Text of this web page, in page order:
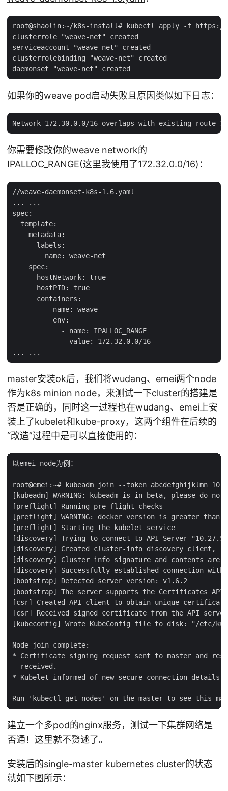
root@shaolin:~/k8s-install# kubectl apply -f https://
clusterrole "weave-net" created
serviceaccount "weave-net" created
clusterrolebinding "weave-net" created
如果你的weave pod启动失败且原因类似如下日志：
你需要修改你的weave network的
IPALLOC_RANGE(这里我使用了172.32.0.0/16)：
//weave-daemonset-k8s-1.6.yaml
... ...
spec:
  template:
    metadata:
      labels:
        name: weave-net
    spec:
      hostNetwork: true
      hostPID: true
      containers:
        - name: weave
          env:
            - name: IPALLOC_RANGE
              value: 172.32.0.0/16
master安装ok后，我们将wudang、emei两个node
作为k8s minion node，来测试一下cluster的搭建是
否是正确的，同时这一过程也在wudang、emei上安
装上了kubelet和kube-proxy，这两个组件在后续的
“改造”过程中是可以直接使用的：
以emei node为例：
root@emei:~# kubeadm join --token abcdefghijklmn
[kubeadm] WARNING: kubeadm is in beta, please
[preflight] Running pre-flight checks
[preflight] WARNING: docker version is greater
[preflight] Starting the kubelet service
[discovery] Trying to connect to API Server
[discovery] Created cluster-info discovery client,
[discovery] Cluster info signature and contents
[discovery] Successfully established connection with
[bootstrap] Detected server version: v1.6.2
[bootstrap] The server supports the Certificates
[csr] Created API client to obtain unique
[csr] Received signed certificate from the API
[kubeconfig] Wrote KubeConfig file to disk: "/etc/
Node join complete:
* Certificate signing request sent to master and
  received.
* Kubelet informed of new secure connection details.
建立一个多pod的nginx服务，测试一下集群网络是
否通！这里就不赘述了。
安装后的single-master kubernetes cluster的状态
就如下图所示：